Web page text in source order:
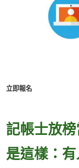
立即報名
記帳士放
是這樣：